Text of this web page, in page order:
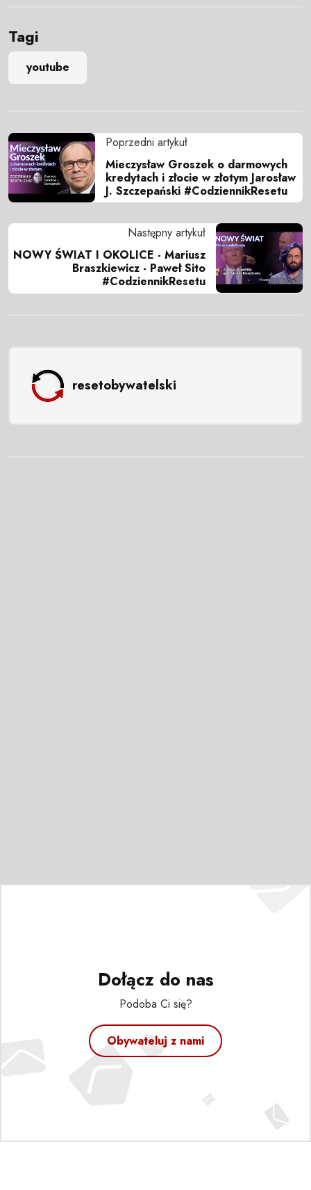
Tagi
youtube
Poprzedni artykuł
Mieczysław Groszek o darmowych
kredytach i złocie w złotym Jarosław
J. Szczepański #CodziennikResetu
Następny artykuł
NOWY ŚWIAT I OKOLICE - Mariusz
Braszkiewicz - Paweł Sito
#CodziennikResetu
resetobywatelski
Dołącz do nas
Podoba Ci się?
Obywateluj z nami